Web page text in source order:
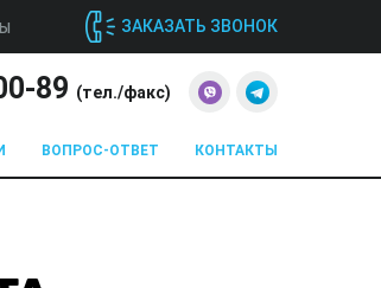
ЗАКАЗАТЬ ЗВОНОК
89 (тел./факс)
ВОПРОС-ОТВЕТ КОНТАКТЫ